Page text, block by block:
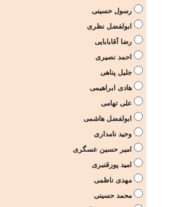
رسول حسینی
ابولفضل نظری
رضا آقابابایی
احمد نصیری
جلیل پناهی
هادی ابراهیمی
علی تهامی
ابولفضل هاشمی
وحید نامداری
امیر حسین عسگری
امید پورقنبری
مهدی ناظمی
محمد حسینی